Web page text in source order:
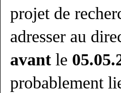
projet de
adresser au
avantle
probablement